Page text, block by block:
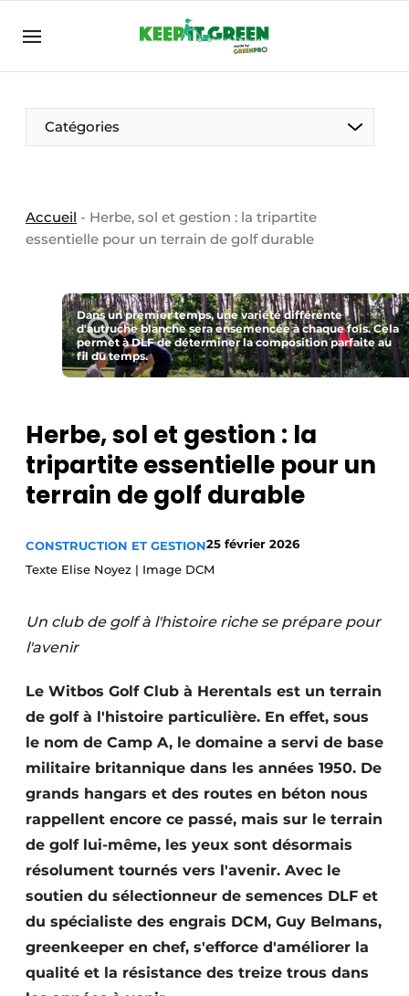
FR ENG FR
Catégories
Accueil - Herbe, sol et gestion : la tripartite
essentielle pour un terrain de golf durable
Dans un premier temps, une variété différente
d'autruche blanche sera ensemencée à chaque fois. Cela
permet à DLF de déterminer la composition parfaite au
fil du temps.
Herbe, sol et gestion : la
tripartite essentielle pour un
terrain de golf durable
CONSTRUCTION ET GESTION25 février 2026
Texte Elise Noyez | Image DCM
Un club de golf à l'histoire riche se prépare pour
l'avenir
Le Witbos Golf Club à Herentals est un terrain
de golf à l'histoire particulière. En effet, sous
le nom de Camp A, le domaine a servi de base
militaire britannique dans les années 1950. De
grands hangars et des routes en béton nous
rappellent encore ce passé, mais sur le terrain
de golf lui-même, les yeux sont désormais
résolument tournés vers l'avenir. Avec le
soutien du sélectionneur de semences DLF et
du spécialiste des engrais DCM, Guy Belmans,
greenkeeper en chef, s'efforce d'améliorer la
qualité et la résistance des treize trous dans